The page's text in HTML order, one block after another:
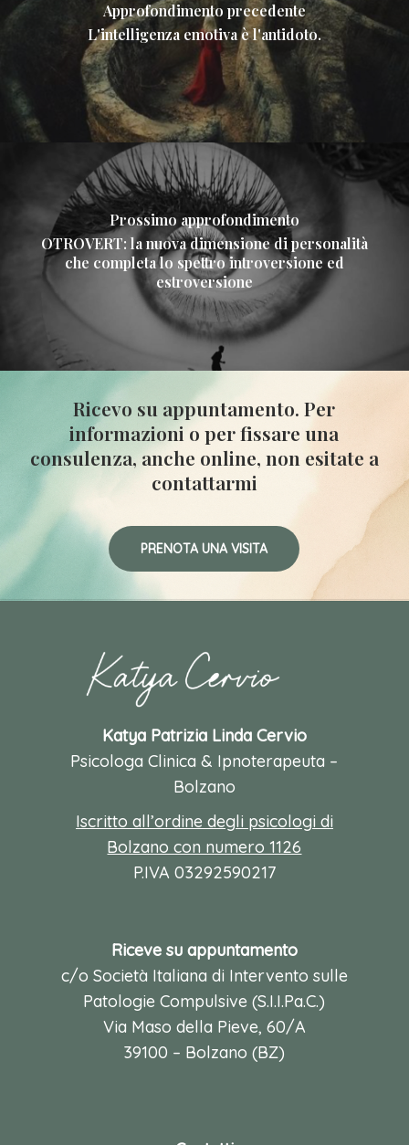
Approfondimento precedente
L'intelligenza emotiva è l'antidoto.
Prossimo approfondimento
OTROVERT: la nuova dimensione di personalità
che completa lo spettro introversione ed
estroversione
Ricevo su appuntamento. Per
informazioni o perfissare una
consulenza, anche online, non esitate a
contattarmi
PRENOTA UNA VISITA
Katya Patrizia Linda Cervio
Psicologa Clinica & Ipnoterapeuta –
Bolzano
Iscritto all’ordine degli psicologi di
Bolzano con numero 1126
P.IVA 03292590217
Riceve su appuntamento
c/o Società Italiana di Intervento sulle
Patologie Compulsive (S.I.I.Pa.C.)
Via Maso della Pieve, 60/A
39100 – Bolzano (BZ)